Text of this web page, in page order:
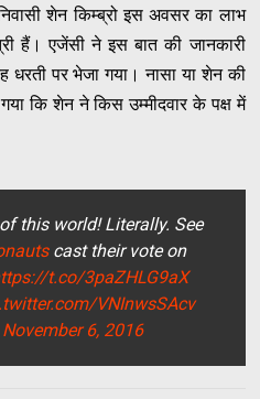
शेन किम्ब्रो इस अवसर का लाभ
हैं। एजेंसी ने इस बात की जानकारी
पर भेजा गया। नासा या शेन की
कि शेन ने किस उम्मीदवार के पक्ष में
this world! Literally. See
cast their vote on
t.co/3paZHLG9aX
VNInwsSAcv
November 6, 2016